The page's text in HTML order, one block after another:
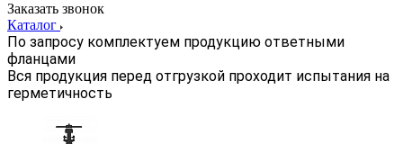
Заказать звонок
Каталог
По запросу комплектуем продукцию ответными
фланцами
Вся продукция перед отгрузкой проходит испытания на
герметичность